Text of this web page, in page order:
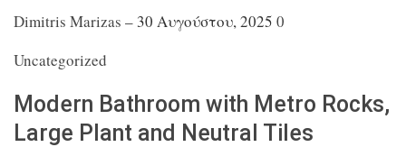
Dimitris Marizas – 30 Αυγούστου, 2025 0
Uncategorized
Modern Bathroom with Metro Rocks,
Large Plant and Neutral Tiles